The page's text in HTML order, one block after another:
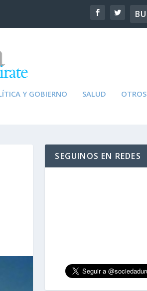
Y GOBIERNO SALUD OTROS
SEGUINOS EN REDES